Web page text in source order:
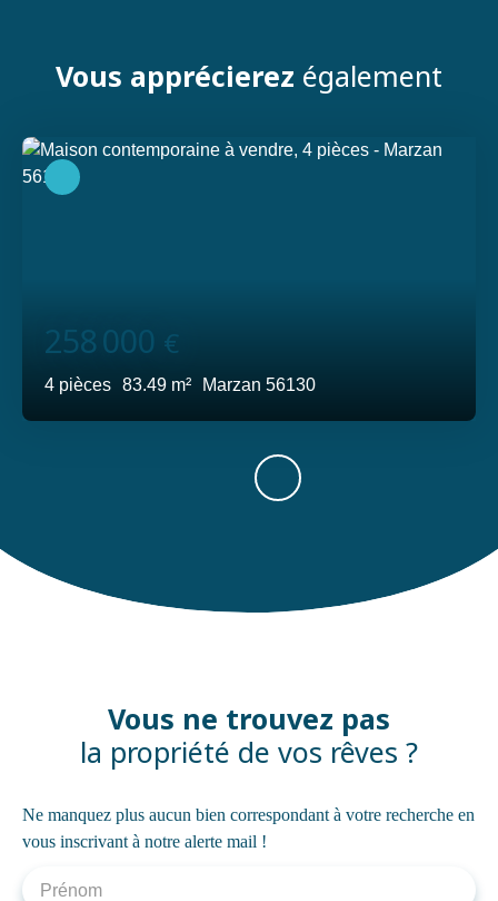
Vous apprécierez également
258 000 €
4 pièces 83.49 m² Marzan 56130
Vous ne trouvez pas
la propriété de vos rêves ?
Ne manquez plus aucun bien correspondant à votre recherche en
vous inscrivant à notre alerte mail !
Prénom